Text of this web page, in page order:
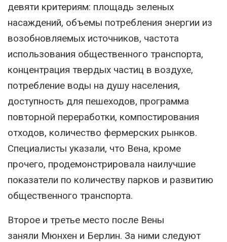
девяти критериям: площадь зеленых
насаждений, объемы потребления энергии из
возобновляемых источников, частота
использования общественного транспорта,
концентрация твердых частиц в воздухе,
потребление воды на душу населения,
доступность для пешеходов, программа
повторной переработки, компостирования
отходов, количество фермерских рынков.
Специалисты указали, что Вена, кроме
прочего, продемонстрировала наилучшие
показатели по количеству парков и развитию
общественного транспорта.
Второе и третье место после Вены
заняли Мюнхен и Берлин. За ними следуют